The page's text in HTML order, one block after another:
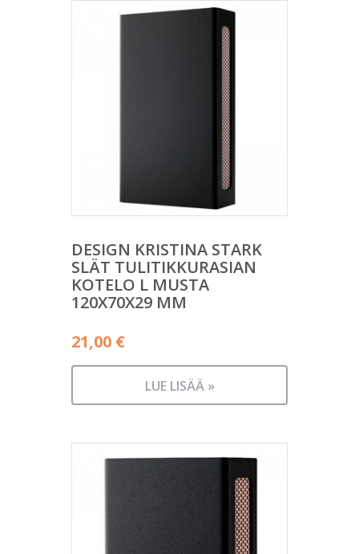
DESIGN KRISTINA STARK
SLÄT TULITIKKURASIAN
KOTELO L MUSTA
120X70X29 MM
21,00 €
LUE LISÄÄ »